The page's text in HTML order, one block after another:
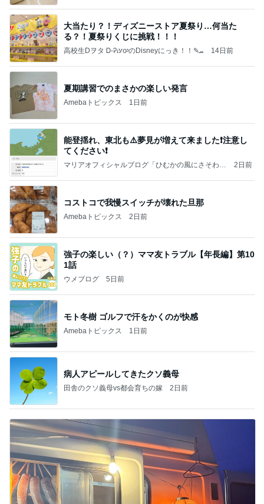
大当たり？！ディズニーストア夏祭り…何当た
る？！夏祭りくじに挑戦！！！
高校生Dヲタ Ꭰ-ᎮꭵꭹꭴのDisneyにっき！！✎ܚ 14日前
夏期講習でのまさかの楽しい発言
Amebaトピックス 1日前
能登揺れ、東北も⚠️夢見が増えて来ました❗️注意し
てください❗️
マリアオフィシャルブログ「ひむかの風にさそわれ
2日前
コストコで我慢スイッチが壊れた旦那
Amebaトピックス 2日前
強子の楽しい（？）ママ友トラブル【年長編】第10
1話
ウメブログ 5日前
モト冬樹 ゴルフで汗をかくのが快感
Amebaトピックス 1日前
病人アピールしてきたクソ義母
田舎のクソ義母vs都会育ちの嫁 2日前